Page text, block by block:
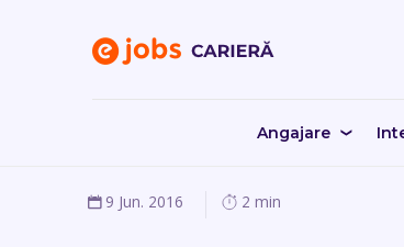
Angajare
9 Jun. 2016 2 min